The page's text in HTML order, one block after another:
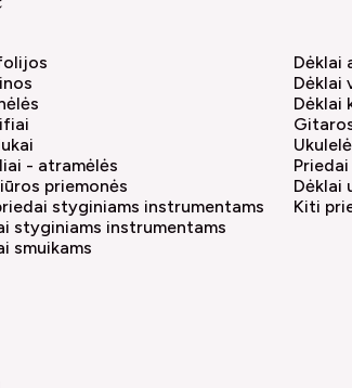
- atramėlės
priemonės
styginiams instrumentams
styginiams instrumentams
smuikams
Dėklai
Dėklai
Dėklai
Dėklai
Kiti